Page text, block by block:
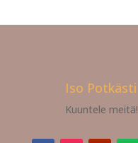
Iso Potkästi
Kuuntele meitä!